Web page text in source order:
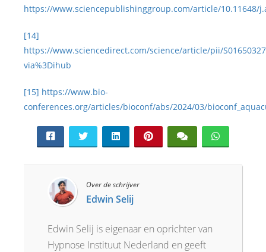
https://www.sciencepublishinggroup.com/article/10.11648/
[14]
https://www.sciencedirect.com/science/article/pii/
via%3Dihub
[15] https://www.bio-
conferences.org/articles/bioconf/abs/2024/03/
Over de schrijver
Edwin Selij
Edwin Selij is eigenaar en oprichter van
Hypnose Instituut Nederland en geeft